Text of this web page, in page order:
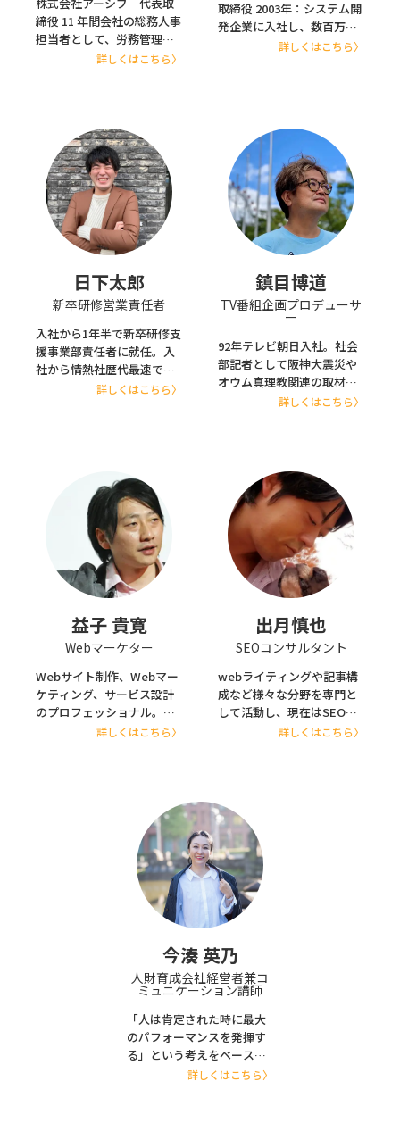
締役 11 年間会社の総務人事
担当者として、労務管理や
社員教育などを担当。その
る。 既に研修を外注してい
た企業が今までとは違う研
修を実施したい、という依
頼が多く、一般的な研修ス
タイルではなく、体感型の
研修が評判を呼んでいる。
詳しくはこちら〉
取締役 2003年：システム開
発企業に入社し、数百万円
～数億円規模のオーダーメ
2014年：システム・ヒーロ
ーズ合同会社を起業して独
立。 2017年：事業拡大によ
りテックマート株式会社に
組織・商号変更。 現在は、
システム開発業を主としつ
つ、ITプロジェクトのサポ
ート業なども行う。 他のエ
ンジニアにはない物：社長
兼エンジニア兼営業という
３足の草鞋
詳しくはこちら〉
日下太郎
新卒研修営業責任者
入社から1年半で新卒研修支
援事業部責任者に就任。入
社から情熱社歴代最速での
単独受注達成。企業規模50
ロジカルで会社や自分の未
来の話をするのが好きなア
ツい性格。「日下さんと一
緒に仕事ができてよかった
です！」というお褒めの言
葉をいただけることが仕事
の喜び。 【詳細はこちらか
https://www.jyounetsu.co.jp/
詳しくはこちら〉
鎮目博道
TV番組企画プロデューサ
ー
92年テレビ朝日入社。社会
部記者として阪神大震災や
オウム真理教関連の取材を
手がけた後、スーパーJチャ
デューサーに。中国・朝鮮
半島取材やアメリカ同時多
発テロなどを始め海外取材
を多く手がける。また、
ABEMAのサービス立ち上げ
に参画。
「AbemaPrime」、「Wの
悲喜劇」などの番組を企
画・プロデュース。2019年
8月に独立し、放送番組のみ
ならず、YouTube制作、テ
レビ評論を主とした記事執
筆、広報P Rコンサルタン
ト、講演など多方面で活
動。上智大学文学部新聞学
科非常勤講師。公共コミュ
ワークとして研究してい
る。近著に『アクセス、登
録が劇的に増える！「動画
制作」プロの仕掛け52』
（日本実業出版社）
詳しくはこちら〉
益子 貴寛
Webマーケター
Webサイト制作、Webマー
ケティング、サービス設計
のプロフェッショナル。株
式会社まぼろし取締役
トメンバーを務める。元・
金沢工業大学大学院 工学研
究科 客員教授。Google ア
ナリティクス認定資格者
（GAIQ）。著書に『Web標
準の教科書』（秀和システ
ム）、『いちばんよくわか
るWebデザインの基本きち
んと入門【第2版】』（SB
クリエイティブ）ほか多
詳しくはこちら〉
出月慎也
SEOコンサルタント
webライティングや記事構
成など様々な分野を専門と
して活動し、現在はSEOコ
ンサルタントとして活躍
「修正依頼は0件」の実績。
フリーランスとして活躍し
たい個人、集客や成約率を
高めたい企業まで幅広く
「結果に繋がる」コンサル
が可能。
詳しくはこちら〉
今湊 英乃
人財育成会社経営者兼コ
ミュニケーション講師
「⼈は肯定された時に最⼤
のパフォーマンスを発揮す
る」という考えをベースに
“全⼒肯定型”というスタイ
詳しくはこちら〉